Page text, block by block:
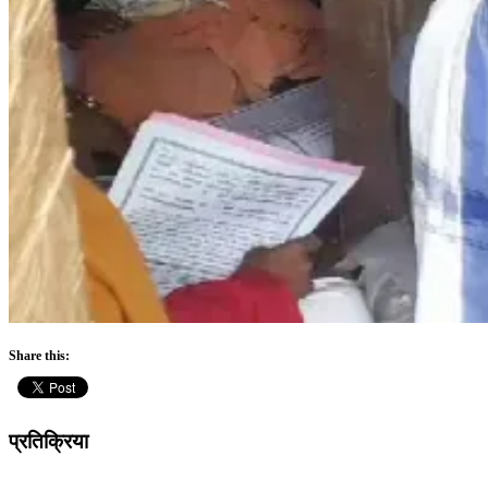
Share this:
प्रतिक्रिया